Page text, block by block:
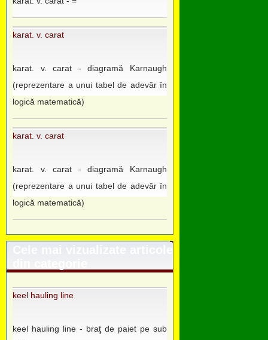
karat. v. carat
karat. v. carat - diagramă Karnaugh
(reprezentare a unui tabel de adevăr în
logică matematică)
karat. v. carat
karat. v. carat - diagramă Karnaugh
(reprezentare a unui tabel de adevăr în
logică matematică)
Cele mai vizualizate articole
keel hauling line
keel hauling line - braţ de paiet pe sub